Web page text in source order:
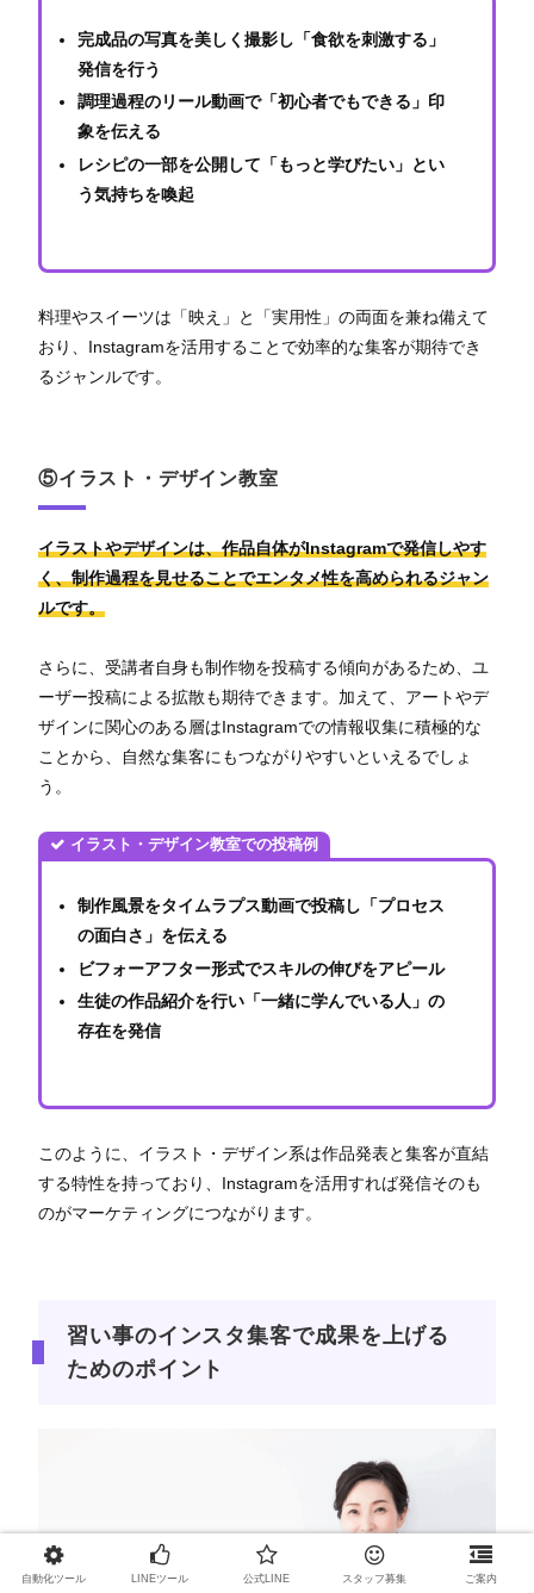
完成品の写真を美しく撮影し「食欲を刺激する」
発信を行う
調理過程のリール動画で「初心者でもできる」印
象を伝える
レシピの一部を公開して「もっと学びたい」とい
う気持ちを喚起
料理やスイーツは「映え」と「実用性」の両面を兼ね備えて
おり、Instagramを活用することで効率的な集客が期待でき
るジャンルです。
⑤イラスト・デザイン教室
イラストやデザインは、作品自体がInstagramで発信しやす
く、制作過程を見せることでエンタメ性を高められるジャン
ルです。
さらに、受講者自身も制作物を投稿する傾向があるため、ユ
ーザー投稿による拡散も期待できます。加えて、アートやデ
ザインに関心のある層はInstagramでの情報収集に積極的な
ことから、自然な集客にもつながりやすいといえるでしょ
う。
イラスト・デザイン教室での投稿例
制作風景をタイムラプス動画で投稿し「プロセス
の面白さ」を伝える
ビフォーアフター形式でスキルの伸びをアピール
生徒の作品紹介を行い「一緒に学んでいる人」の
存在を発信
このように、イラスト・デザイン系は作品発表と集客が直結
する特性を持っており、Instagramを活用すれば発信そのも
のがマーケティングにつながります。
習い事のインスタ集客で成果を上げる
ためのポイント
自動化ツール LINEツール 公式LINE スタッフ募集 ご案内